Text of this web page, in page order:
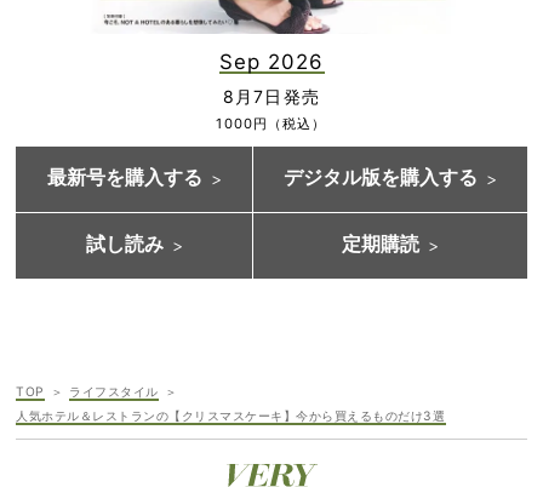
Sep 2026
8月7日発売
1000円（税込）
最新号を購入する デジタル版を購入する
試し読み 定期購読
TOP
ライフスタイル
人気ホテル＆レストランの【クリスマスケーキ】今から買えるものだけ3選